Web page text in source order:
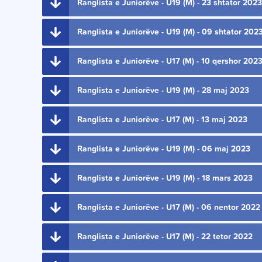
Ranglista e Juniorëve - U19 (M) - 23 shtator 2023
Ranglista e Juniorëve - U19 (M) - 09 shtator
Ranglista e Juniorëve - U17 (M) - 10 qershor 2023
Ranglista e Juniorëve - U19 (M) - 28 maj 2023
Ranglista e Juniorëve - U17 (M) - 13 maj 2023
Ranglista e Juniorëve - U19 (M) - 06 maj 2023
Ranglista e Juniorëve - U19 (M) - 18 mars 2023
Ranglista e Juniorëve - U17 (M) - 06 nentor 2022
Ranglista e Juniorëve - U17 (M) - 22 tetor 2022